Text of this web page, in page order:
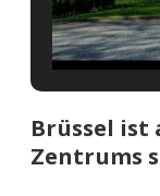
Brüssel ist
Zentrums